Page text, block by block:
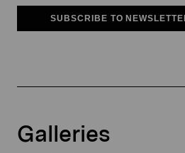
SUBSCRIBE TO
Galleries